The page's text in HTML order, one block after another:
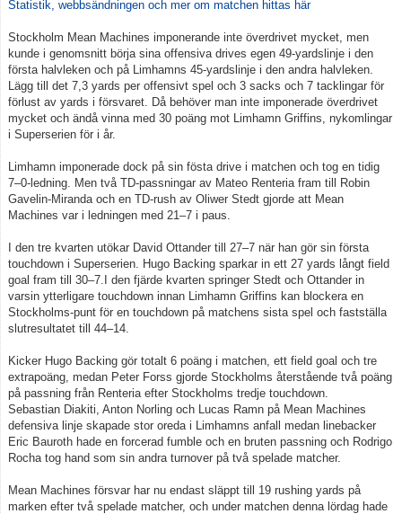
Statistik, webbsändningen och mer om matchen hittas här
Stockholm Mean Machines imponerande inte överdrivet mycket, men
kunde i genomsnitt börja sina offensiva drives egen 49-yardslinje i den
första halvleken och på Limhamns 45-yardslinje i den andra halvleken.
Lägg till det 7,3 yards per offensivt spel och 3 sacks och 7 tacklingar för
förlust av yards i försvaret. Då behöver man inte imponerade överdrivet
mycket och ändå vinna med 30 poäng mot Limhamn Griffins, nykomlingar
i Superserien för i år.
Limhamn imponerade dock på sin fösta drive i matchen och tog en tidig
7–0-ledning. Men två TD-passningar av Mateo Renteria fram till Robin
Gavelin-Miranda och en TD-rush av Oliwer Stedt gjorde att Mean
Machines var i ledningen med 21–7 i paus.
I den tre kvarten utökar David Ottander till 27–7 när han gör sin första
touchdown i Superserien. Hugo Backing sparkar in ett 27 yards långt field
goal fram till 30–7.I den fjärde kvarten springer Stedt och Ottander in
varsin ytterligare touchdown innan Limhamn Griffins kan blockera en
Stockholms-punt för en touchdown på matchens sista spel och fastställa
slutresultatet till 44–14.
Kicker Hugo Backing gör totalt 6 poäng i matchen, ett field goal och tre
extrapoäng, medan Peter Forss gjorde Stockholms återstående två poäng
på passning från Renteria efter Stockholms tredje touchdown.
Sebastian Diakiti, Anton Norling och Lucas Ramn på Mean Machines
defensiva linje skapade stor oreda i Limhamns anfall medan linebacker
Eric Bauroth hade en forcerad fumble och en bruten passning och Rodrigo
Rocha tog hand som sin andra turnover på två spelade matcher.
Mean Machines försvar har nu endast släppt till 19 rushing yards på
marken efter två spelade matcher, och under matchen denna lördag hade